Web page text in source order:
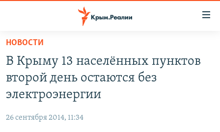
Вернуться
основному
содержанию
Вернутся
главной
навигации
СПЕЦПРОЕКТЫ
11 ЛЕТ ОККУПАЦИИ КРЫМА. 11 ИСТОРИЙ СОПРОТИВЛЕНИЯ
ВОДА
ЕЩЕ
НОВОСТИ
В Крыму 13 населённых пунктов
второй день остаются без
электроэнергии
26 сентября 2014, 11:34